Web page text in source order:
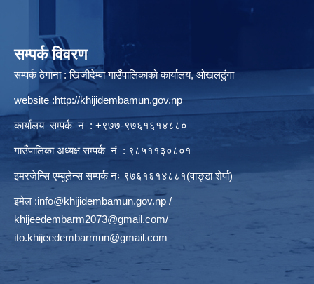
सम्पर्क विवरण
सम्पर्क ठेगाना : खिजीदेम्वा गाउँपालिकाको कार्यालय, ओखलढुंगा
website :http://khijidembamun.gov.np
कार्यालय सम्पर्क नं : +९७७-९७६१६१४८८०
गाउँपालिका अध्यक्ष सम्पर्क नं : ९८५११३०८०१
इमरजेन्सि एम्बुलेन्स सम्पर्क न‌ः ९७६१६१४८८१(वाङ्डा शेर्पा)
इमेल :info@khijidembamun.gov.np /
khijeedembarm2073@gmail.com/
ito.khijeedembarmun@gmail.com